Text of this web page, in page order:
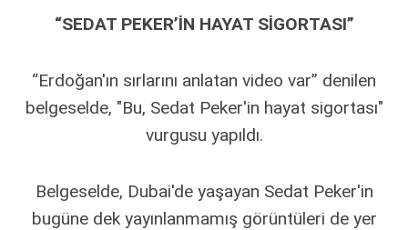
“SEDAT PEKER’İN HAYAT SİGORTASI”
“Erdoğan'ın sırlarını anlatan video var” denilen
belgeselde, "Bu, Sedat Peker'in hayat sigortası"
vurgusu yapıldı.
Belgeselde, Dubai'de yaşayan Sedat Peker'in
bugüne dek yayınlanmamış görüntüleri de yer